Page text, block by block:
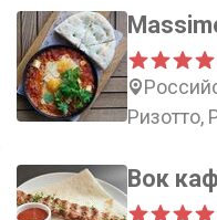
Вок